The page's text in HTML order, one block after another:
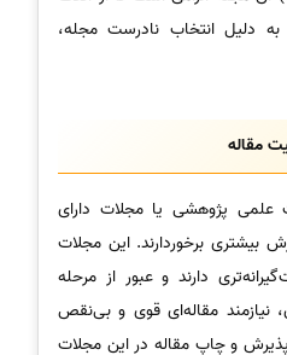
دلیل انتخاب نادرست مجله،
مقاله
پژوهشی یا مجلات دارای
بیشتری برخوردارند. این مجلات
دارند و عبور از مرحله
نیازمند مقاله‌ای قوی و بی‌نقص
و چاپ مقاله در این مجلات